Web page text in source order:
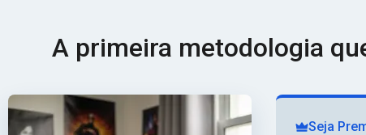
A primeira metodologia
Seja